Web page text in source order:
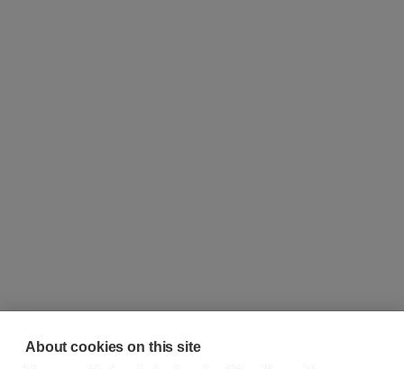
About cookies on this site